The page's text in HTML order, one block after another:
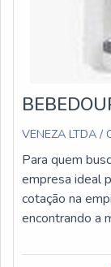
VENEZA LTDA /
Para quem
empresa ideal
cotação na
encontrando a
com os